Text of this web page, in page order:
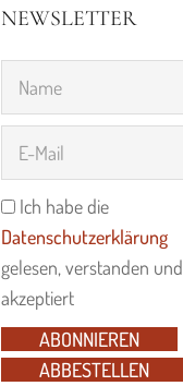
NEWSLETTER
Ich habe die
Datenschutzerklärung
gelesen, verstanden und
akzeptiert
ABONNIEREN
ABBESTELLEN